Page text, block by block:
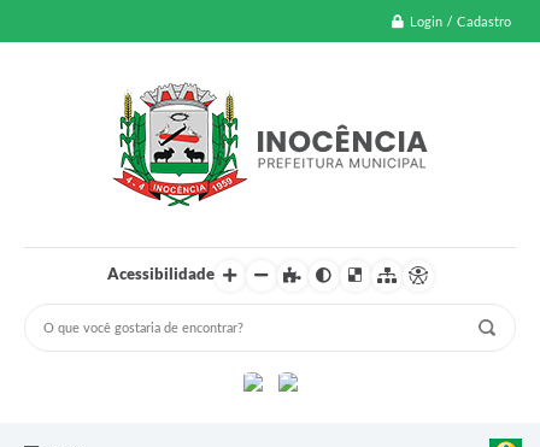
Login / Cadastro
Acessibilidade